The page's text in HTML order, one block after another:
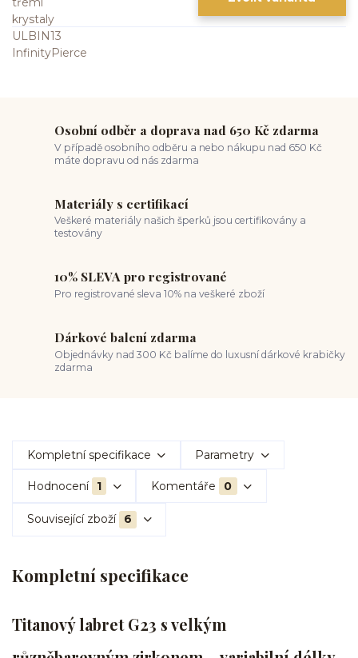
Osobní odběr a doprava nad 650 Kč zdarma
V případě osobního odběru a nebo nákupu nad 650 Kč
máte dopravu od nás zdarma
Materiály s certifikací
Veškeré materiály našich šperků jsou certifikovány a
testovány
10% SLEVA pro registrované
Pro registrované sleva 10% na veškeré zboží
Dárkové balení zdarma
Objednávky nad 300 Kč balíme do luxusní dárkové krabičky
zdarma
Kompletní specifikace Parametry
Hodnocení 1 Komentáře 0
Související zboží 6
Kompletní specifikace
Titanový labret G23 s velkým